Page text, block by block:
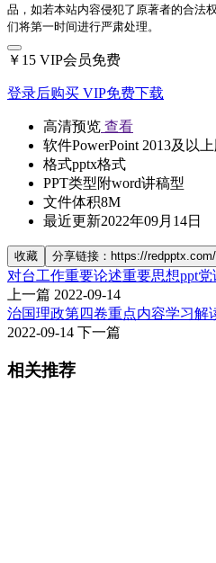
品，如若本站内容侵犯了原著者的合法
们将第一时间进行严肃处理。
￥15 VIP会员免费
登录后购买 VIP免费下载
高清预览 查看
软件PowerPoint 2013及以
格式pptx格式
PPT类型附word讲稿型
文件体积8M
最近更新2022年09月14日
收藏 分享链接：https://
对台工作重要论述重要思想ppt
上一篇 2022-09-14
治国理政第四卷重点内容学习解
2022-09-14 下一篇
相关推荐